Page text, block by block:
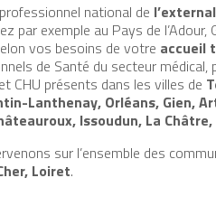
national de
par exemple au Pays de
vos besoins de votre accueil
de Santé du secteur
CHU présents dans les villes de
Lanthenay, Orléans, Gien,
Issoudun, La
sur l’ensemble des
Loiret.